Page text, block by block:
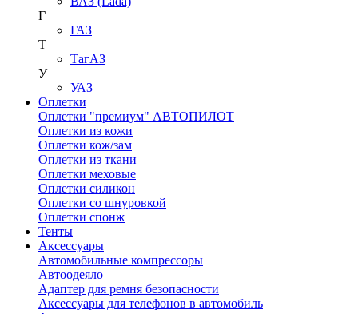
Г
ГАЗ
Т
ТагАЗ
У
УАЗ
Оплетки
Оплетки "премиум" АВТОПИЛОТ
Оплетки из кожи
Оплетки кож/зам
Оплетки из ткани
Оплетки меховые
Оплетки силикон
Оплетки со шнуровкой
Оплетки спонж
Тенты
Аксессуары
Автомобильные компрессоры
Автоодеяло
Адаптер для ремня безопасности
Аксессуары для телефонов в автомобиль